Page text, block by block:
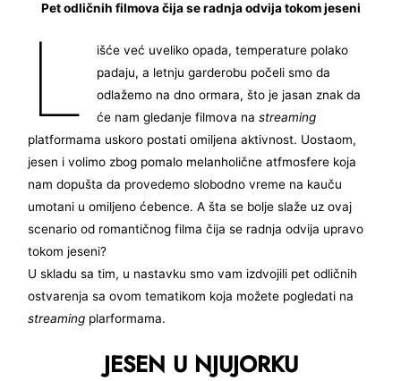
Pet odličnih filmova čija se radnja odvija tokom jeseni
L
išće već uveliko opada, temperature polako
padaju, a letnju garderobu počeli smo da
odlažemo na dno ormara, što je jasan znak da
će nam gledanje filmova na streaming
platformama uskoro postati omiljena aktivnost. Uostaom,
jesen i volimo zbog pomalo melanholične atfmosfere koja
nam dopušta da provedemo slobodno vreme na kauču
umotani u omiljeno ćebence. A šta se bolje slaže uz ovaj
scenario od romantičnog filma čija se radnja odvija upravo
tokom jeseni?
U skladu sa tim, u nastavku smo vam izdvojili pet odličnih
ostvarenja sa ovom tematikom koja možete pogledati na
streaming plarformama.
JESEN U NJUJORKU